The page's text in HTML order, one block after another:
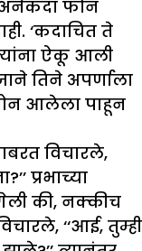
अनेकदा फोन
‘कदाचित ते
ऐकू आली
तिने अपर्णाला
आलेला पाहून
विचारले,
प्रभाच्या
की, नक्कीच
‘‘आई, तुम्ही